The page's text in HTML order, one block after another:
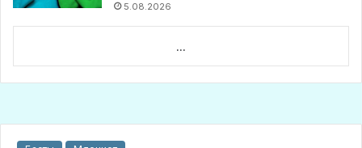
5.08.2026
...